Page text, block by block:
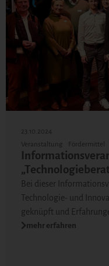
23.10.2024
Veranstaltung
Fördermittel
Bei dieser
Technologie- und
geknüpft und
mehr erfahren